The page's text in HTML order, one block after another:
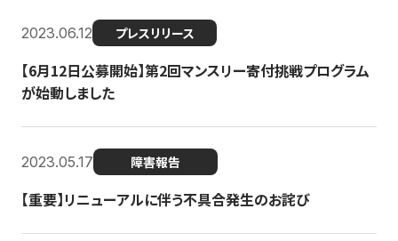
2023.06.12 プレスリリース
【6月12日公募開始】第2回マンスリー寄付挑戦プログラム
が始動しました
2023.05.17 障害報告
【重要】リニューアルに伴う不具合発生のお詫び